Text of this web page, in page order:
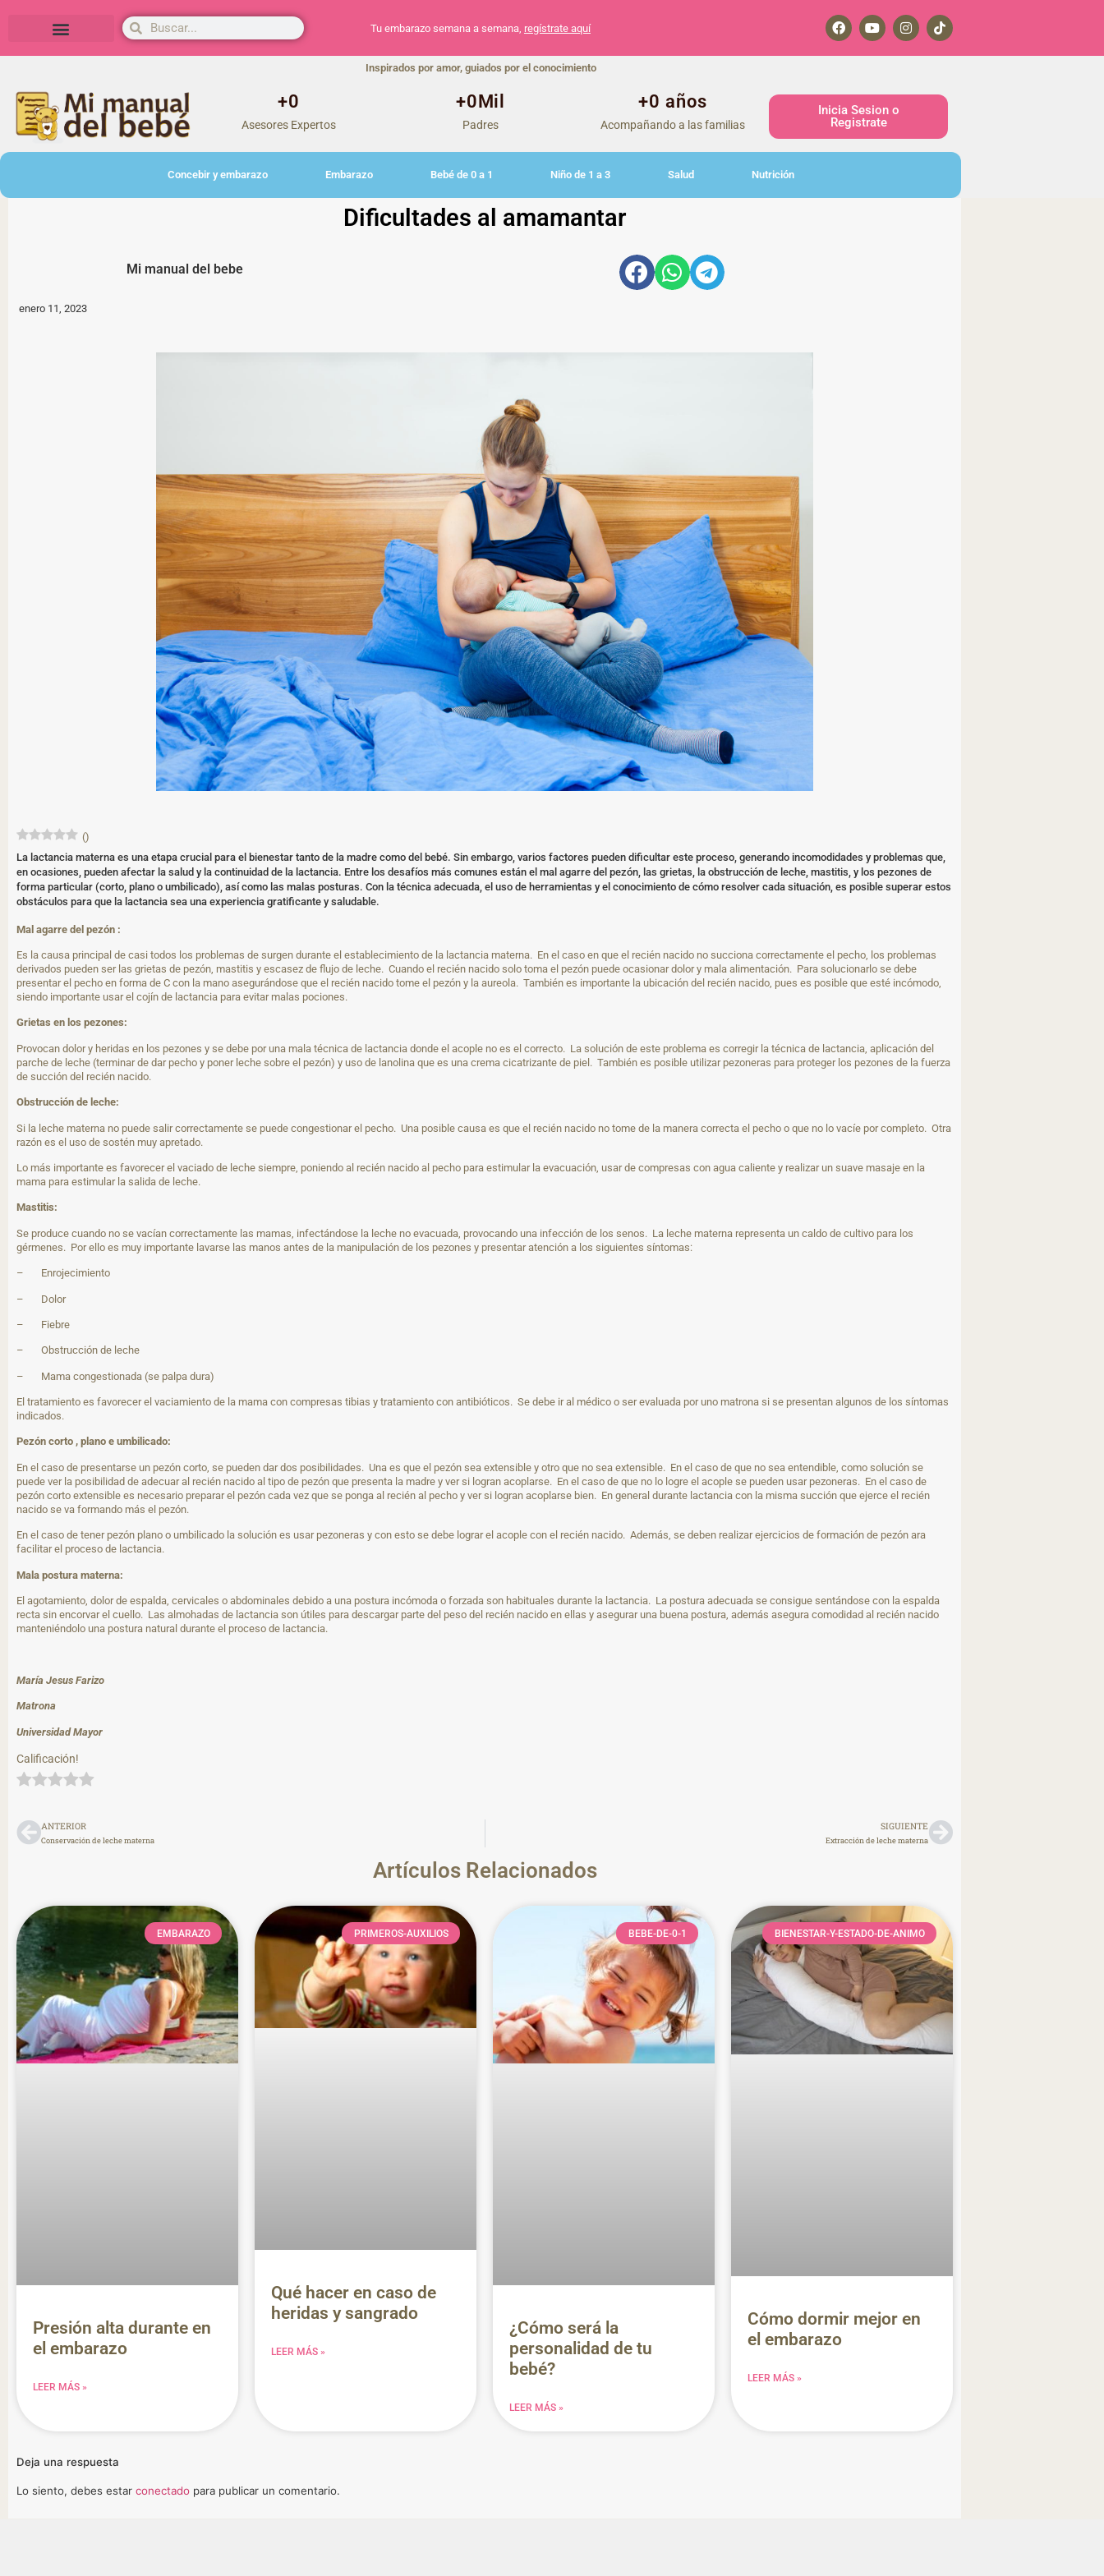
Tu embarazo semana a semana, regístrate aquí
Inspirados por amor, guiados por el conocimiento
Asesores Expertos
+0
Padres
+0Mil
Acompañando a las familias
+0 años
Inicia Sesion o
Registrate
Concebir y embarazo Embarazo Bebé de 0 a 1 Niño de 1 a 3 Salud Nutrición
Dificultades al amamantar
Mi manual del bebe
enero 11, 2023
()
La lactancia materna es una etapa crucial para el bienestar tanto de la madre como del bebé. Sin embargo, varios factores pueden dificultar este proceso, generando incomodidades y problemas que,
en ocasiones, pueden afectar la salud y la continuidad de la lactancia. Entre los desafíos más comunes están el mal agarre del pezón, las grietas, la obstrucción de leche, mastitis, y los pezones de
forma particular (corto, plano o umbilicado), así como las malas posturas. Con la técnica adecuada, el uso de herramientas y el conocimiento de cómo resolver cada situación, es posible superar estos
obstáculos para que la lactancia sea una experiencia gratificante y saludable.
Mal agarre del pezón :
Es la causa principal de casi todos los problemas de surgen durante el establecimiento de la lactancia materna. En el caso en que el recién nacido no succiona correctamente el pecho, los problemas
derivados pueden ser las grietas de pezón, mastitis y escasez de flujo de leche. Cuando el recién nacido solo toma el pezón puede ocasionar dolor y mala alimentación. Para solucionarlo se debe
presentar el pecho en forma de C con la mano asegurándose que el recién nacido tome el pezón y la aureola. También es importante la ubicación del recién nacido, pues es posible que esté incómodo,
siendo importante usar el cojín de lactancia para evitar malas pociones.
Grietas en los pezones:
Provocan dolor y heridas en los pezones y se debe por una mala técnica de lactancia donde el acople no es el correcto. La solución de este problema es corregir la técnica de lactancia, aplicación del
parche de leche (terminar de dar pecho y poner leche sobre el pezón) y uso de lanolina que es una crema cicatrizante de piel. También es posible utilizar pezoneras para proteger los pezones de la fuerza
de succión del recién nacido.
Obstrucción de leche:
Si la leche materna no puede salir correctamente se puede congestionar el pecho. Una posible causa es que el recién nacido no tome de la manera correcta el pecho o que no lo vacíe por completo. Otra
razón es el uso de sostén muy apretado.
Lo más importante es favorecer el vaciado de leche siempre, poniendo al recién nacido al pecho para estimular la evacuación, usar de compresas con agua caliente y realizar un suave masaje en la
mama para estimular la salida de leche.
Mastitis:
Se produce cuando no se vacían correctamente las mamas, infectándose la leche no evacuada, provocando una infección de los senos. La leche materna representa un caldo de cultivo para los
gérmenes. Por ello es muy importante lavarse las manos antes de la manipulación de los pezones y presentar atención a los siguientes síntomas:
– Enrojecimiento
– Dolor
– Fiebre
– Obstrucción de leche
– Mama congestionada (se palpa dura)
El tratamiento es favorecer el vaciamiento de la mama con compresas tibias y tratamiento con antibióticos. Se debe ir al médico o ser evaluada por uno matrona si se presentan algunos de los síntomas
indicados.
Pezón corto , plano e umbilicado:
En el caso de presentarse un pezón corto, se pueden dar dos posibilidades. Una es que el pezón sea extensible y otro que no sea extensible. En el caso de que no sea entendible, como solución se
puede ver la posibilidad de adecuar al recién nacido al tipo de pezón que presenta la madre y ver si logran acoplarse. En el caso de que no lo logre el acople se pueden usar pezoneras. En el caso de
pezón corto extensible es necesario preparar el pezón cada vez que se ponga al recién al pecho y ver si logran acoplarse bien. En general durante lactancia con la misma succión que ejerce el recién
nacido se va formando más el pezón.
En el caso de tener pezón plano o umbilicado la solución es usar pezoneras y con esto se debe lograr el acople con el recién nacido. Además, se deben realizar ejercicios de formación de pezón ara
facilitar el proceso de lactancia.
Mala postura materna:
El agotamiento, dolor de espalda, cervicales o abdominales debido a una postura incómoda o forzada son habituales durante la lactancia. La postura adecuada se consigue sentándose con la espalda
recta sin encorvar el cuello. Las almohadas de lactancia son útiles para descargar parte del peso del recién nacido en ellas y asegurar una buena postura, además asegura comodidad al recién nacido
manteniéndolo una postura natural durante el proceso de lactancia.
María Jesus Farizo
Matrona
Universidad Mayor
Calificación!
ANTERIOR
Conservación de leche materna
SIGUIENTE
Extracción de leche materna
Artículos Relacionados
EMBARAZO
Presión alta durante en
el embarazo
LEER MÁS »
PRIMEROS-AUXILIOS
Qué hacer en caso de
heridas y sangrado
LEER MÁS »
BEBE-DE-0-1
¿Cómo será la
personalidad de tu
bebé?
LEER MÁS »
BIENESTAR-Y-ESTADO-DE-ANIMO
Cómo dormir mejor en
el embarazo
LEER MÁS »
Deja una respuesta
Lo siento, debes estar conectado para publicar un comentario.